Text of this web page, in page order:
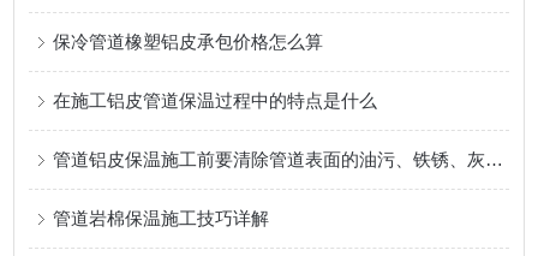
保冷管道橡塑铝皮承包价格怎么算
在施工铝皮管道保温过程中的特点是什么
管道铝皮保温施工前要清除管道表面的油污、铁锈、灰尘等杂物
管道岩棉保温施工技巧详解